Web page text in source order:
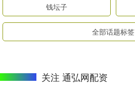
钱坛子
全部话题标签
关注 通弘网配资